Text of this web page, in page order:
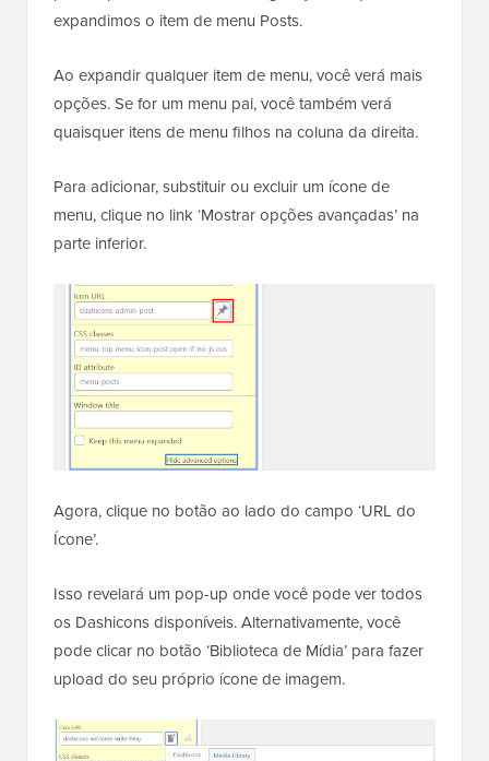
expandimos o item de menu Posts.
Ao expandir qualquer item de menu, você verá mais
opções. Se for um menu pai, você também verá
quaisquer itens de menu filhos na coluna da direita.
Para adicionar, substituir ou excluir um ícone de
menu, clique no link ‘Mostrar opções avançadas’ na
parte inferior.
Agora, clique no botão ao lado do campo ‘URL do
Ícone’.
Isso revelará um pop-up onde você pode ver todos
os Dashicons disponíveis. Alternativamente, você
pode clicar no botão ‘Biblioteca de Mídia’ para fazer
upload do seu próprio ícone de imagem.